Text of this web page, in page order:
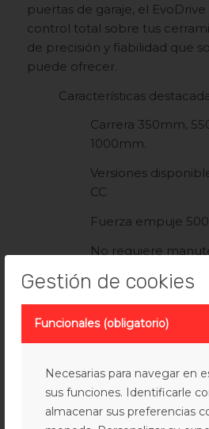
Gestión de cookies
Funcionales (obligatorio)
Necesarias para navegar en
sus funciones. Identificarle
almacenar sus preferencias
puertas de garaje, el
control total sobre tus
de precisión y fiabilidad que
puede ofrecer.
Características
Carrera 350mm,
1000mm.
Versiones
CC
Fuerza empuje
No requiere
Alto grado de
Final de carrera
Más información